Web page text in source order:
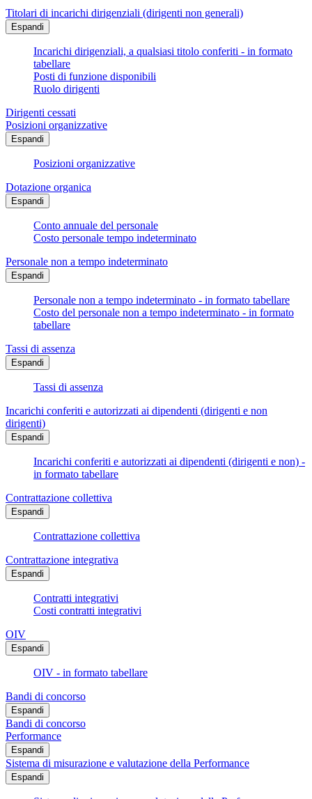
Titolari di incarichi dirigenziali (dirigenti non generali)
Espandi
Incarichi dirigenziali, a qualsiasi titolo conferiti - in formato
tabellare
Posti di funzione disponibili
Ruolo dirigenti
Dirigenti cessati
Posizioni organizzative
Espandi
Posizioni organizzative
Dotazione organica
Espandi
Conto annuale del personale
Costo personale tempo indeterminato
Personale non a tempo indeterminato
Espandi
Personale non a tempo indeterminato - in formato tabellare
Costo del personale non a tempo indeterminato - in formato
tabellare
Tassi di assenza
Espandi
Tassi di assenza
Incarichi conferiti e autorizzati ai dipendenti (dirigenti e non
dirigenti)
Espandi
Incarichi conferiti e autorizzati ai dipendenti (dirigenti e non) -
in formato tabellare
Contrattazione collettiva
Espandi
Contrattazione collettiva
Contrattazione integrativa
Espandi
Contratti integrativi
Costi contratti integrativi
OIV
Espandi
OIV - in formato tabellare
Bandi di concorso
Espandi
Bandi di concorso
Performance
Espandi
Sistema di misurazione e valutazione della Performance
Espandi